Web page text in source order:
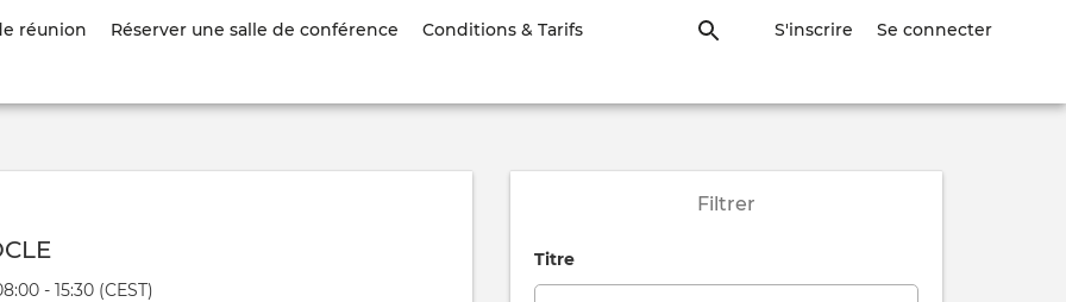
principal
S'inscrire Se connecter
réunion Réserver une salle de conférence Conditions & Tarifs
Filtrer
Titre
- 15:30 (CEST)